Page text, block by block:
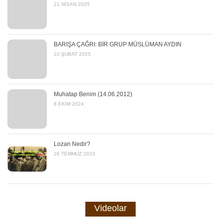
21 NISAN 2025
BARIŞA ÇAĞRI: BİR GRUP MÜSLÜMAN AYDIN
10 ŞUBAT 2025
Muhatap Benim (14.06.2012)
8 EKIM 2024
Lozan Nedir?
26 TEMMUZ 2023
Videolar